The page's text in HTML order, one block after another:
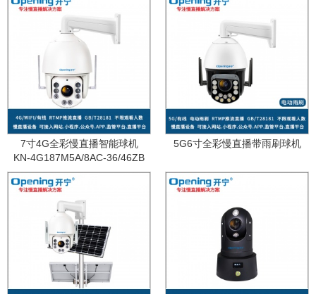
7寸4G全彩慢直播智能球机
KN-4G187M5A/8AC-36/46ZB
5G6寸全彩慢直播带雨刷球机